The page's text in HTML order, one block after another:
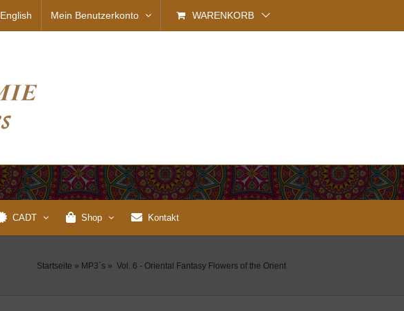
English Mein Benutzerkonto WARENKORB
CADT Shop Kontakt
Startseite » MP3´s » Vol. 6 - Oriental Fantasy Flowers of the Orient